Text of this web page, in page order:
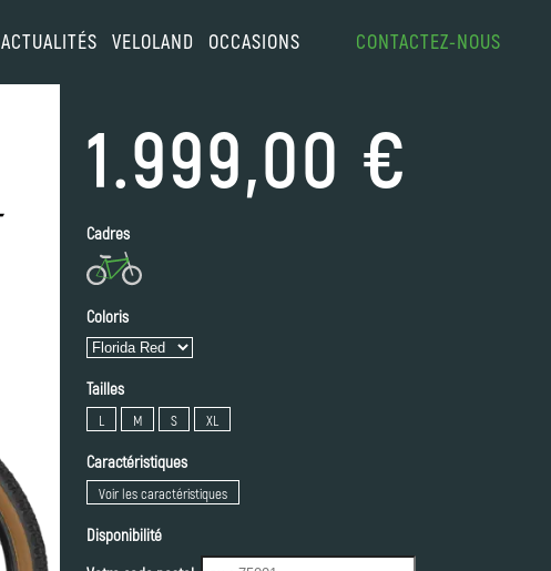
ACTUALITÉS VELOLAND OCCASIONS CONTACTEZ-NOUS
1.999,00 €
Cadres
Coloris
Tailles
L M S XL
Caractéristiques
Voir les caractéristiques
Disponibilité